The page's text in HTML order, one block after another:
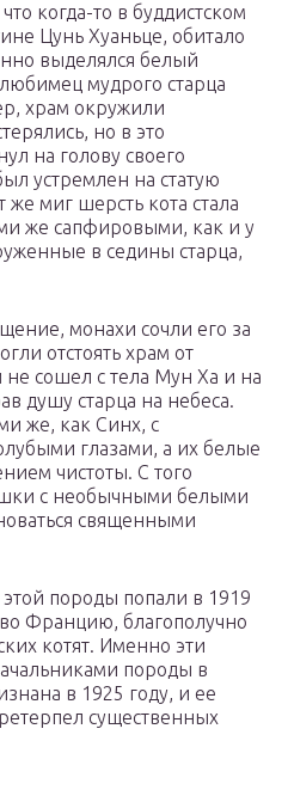
когда-то в буддистском
Цунь Хуаньце, обитало
выделялся белый
мудрого старца
храм окружили
но в это
на голову своего
устремлен на статую
же миг шерсть кота стала
же сапфировыми, как и у
в седины старца,
монахи сочли его за
отстоять храм от
сошел с тела Мун Ха и на
душу старца на небеса.
же, как Синх, с
глазами, а их белые
чистоты. С того
с необычными белыми
священными
породы попали в 1919
Францию, благополучно
котят. Именно эти
породы в
в 1925 году, и ее
существенных